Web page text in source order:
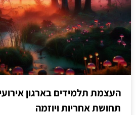
העצמת תלמידים בארגון
תחושת אחריות ויוזמה